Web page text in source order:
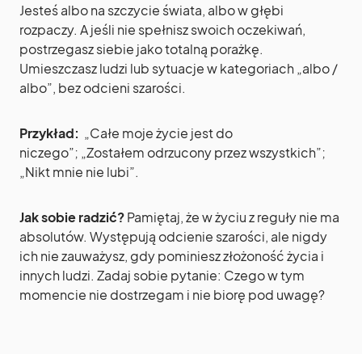
Jesteś albo na szczycie świata, albo w głębi
rozpaczy. A jeśli nie spełnisz swoich oczekiwań,
postrzegasz siebie jako totalną porażkę.
Umieszczasz ludzi lub sytuacje w kategoriach „albo /
albo”, bez odcieni szarości.
Przykład: „Całe moje życie jest do
niczego”; „Zostałem odrzucony przez wszystkich”;
„Nikt mnie nie lubi”.
Jak sobie radzić?Pamiętaj, że w życiu z reguły nie ma
absolutów. Występują odcienie szarości, ale nigdy
ich nie zauważysz, gdy pominiesz złożoność życia i
innych ludzi. Zadaj sobie pytanie: Czego w tym
momencie nie dostrzegam i nie biorę pod uwagę?